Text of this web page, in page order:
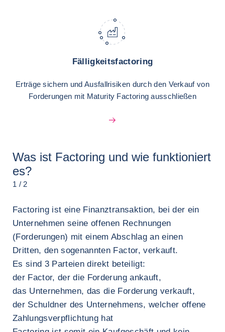
Fälligkeitsfactoring
Erträge sichern und Ausfallrisiken durch den Verkauf von
Forderungen mit Maturity Factoring ausschließen
Was ist Factoring und wie funktioniert
es?
1 / 2
Factoring ist eine Finanztransaktion, bei der ein
Unternehmen seine offenen Rechnungen
(Forderungen) mit einem Abschlag an einen
Dritten, den sogenannten Factor, verkauft.
Es sind 3 Parteien direkt beteiligt:
der Factor, der die Forderung ankauft,
das Unternehmen, das die Forderung verkauft,
der Schuldner des Unternehmens, welcher offene
Zahlungsverpflichtung hat